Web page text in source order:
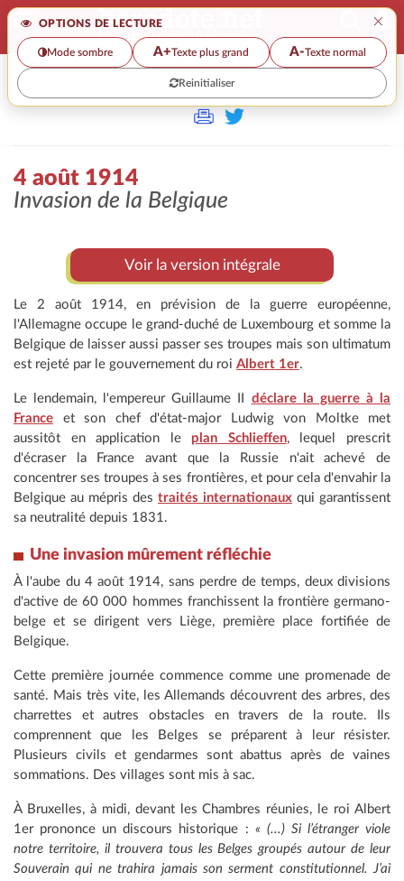
OPTIONS DE LECTURE ×
Mode sombre A+Texte plus grand A-Texte normal
Reinitialiser
>
4 août 1914
Invasion de la Belgique
Voir la version intégrale
Le 2 août 1914, en prévision de la guerre européenne,
l'Allemagne occupe le grand-duché de Luxembourg et somme la
Belgique de laisser aussi passer ses troupes mais son ultimatum
est rejeté par le gouvernement du roi Albert 1er.
Le lendemain, l'empereur Guillaume II déclare la guerre à la
France et son chef d'état-major Ludwig von Moltke met
aussitôt en application le plan Schlieffen, lequel prescrit
d'écraser la France avant que la Russie n'ait achevé de
concentrer ses troupes à ses frontières, et pour cela d'envahir la
Belgique au mépris des traités internationaux qui garantissent
sa neutralité depuis 1831.
Une invasion mûrement réfléchie
À l'aube du 4 août 1914, sans perdre de temps, deux divisions
d'active de 60 000 hommes franchissent la frontière germano-
belge et se dirigent vers Liège, première place fortifiée de
Belgique.
Cette première journée commence comme une promenade de
santé. Mais très vite, les Allemands découvrent des arbres, des
charrettes et autres obstacles en travers de la route. Ils
comprennent que les Belges se préparent à leur résister.
Plusieurs civils et gendarmes sont abattus après de vaines
sommations. Des villages sont mis à sac.
À Bruxelles, à midi, devant les Chambres réunies, le roi Albert
1er prononce un discours historique : « (...) Si l’étranger viole
notre territoire, il trouvera tous les Belges groupés autour de leur
Souverain qui ne trahira jamais son serment constitutionnel. J’ai